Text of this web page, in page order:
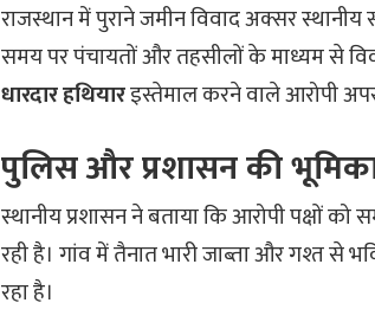
राजस्थान में पुराने जमीन विवाद अक्सर
समय पर पंचायतों और तहसीलों के माध्यम से
धारदार हथियारइस्तेमाल करने वाले आरोपी
पुलिस और प्रशासन की
स्थानीय प्रशासन ने बताया कि आरोपी
रही है। गांव में तैनात भारी जाब्ता और गश्त से
रहा है।